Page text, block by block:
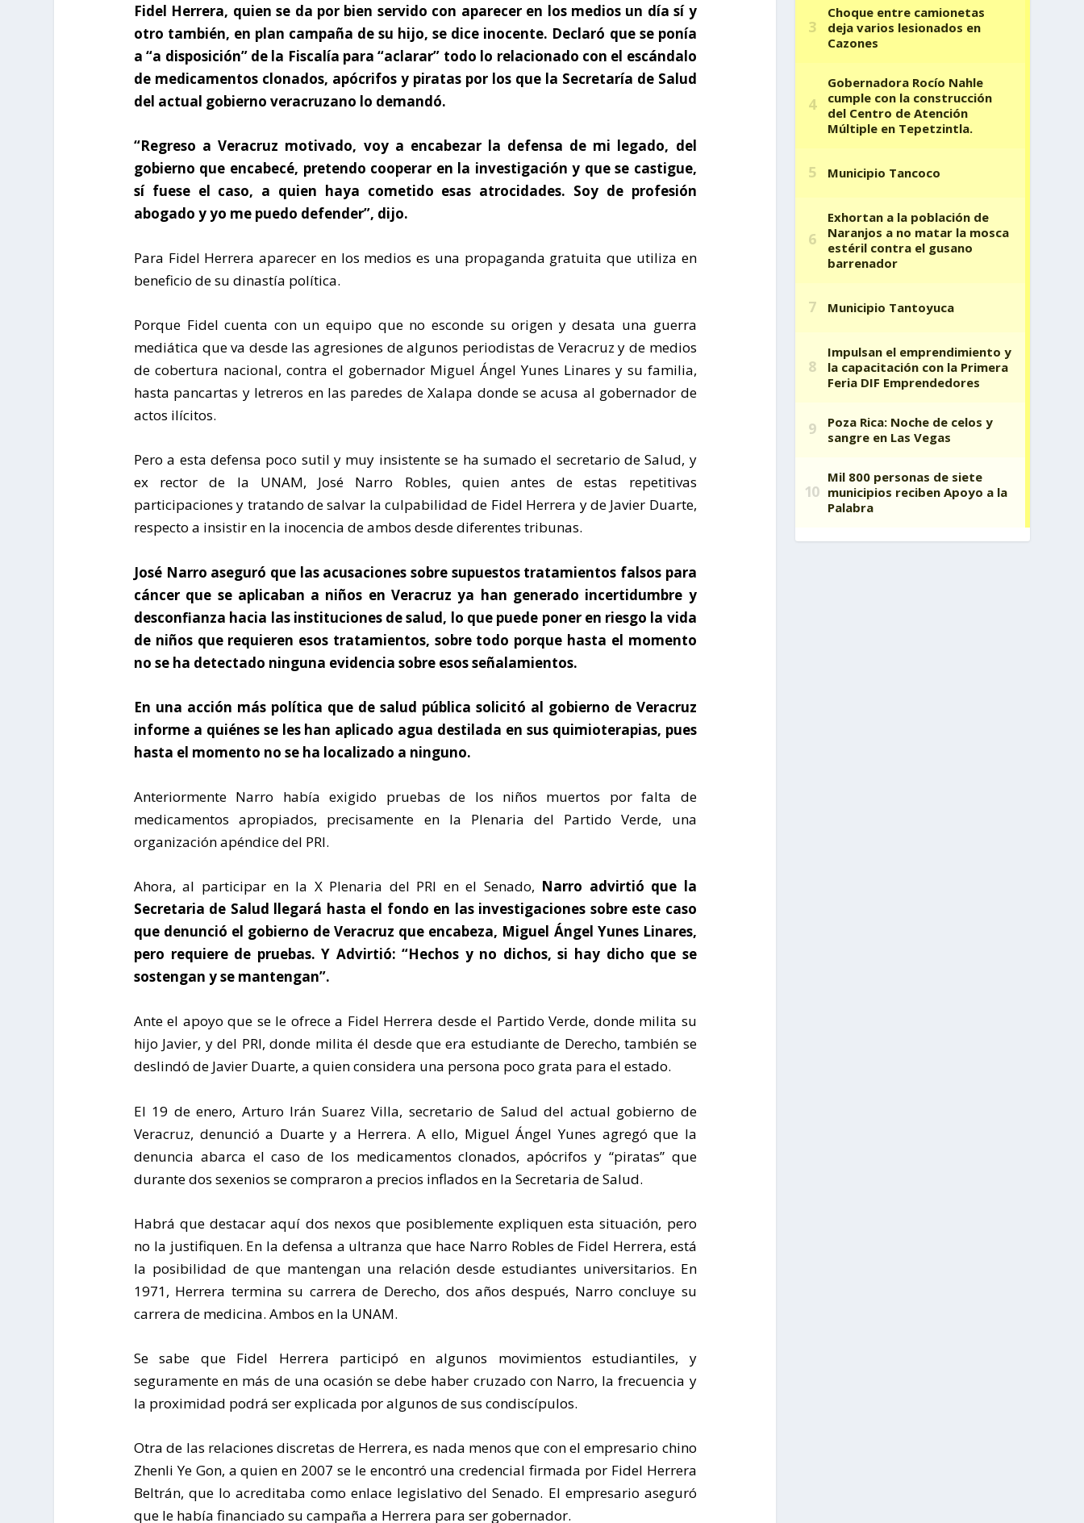
Fidel Herrera, quien se da por bien servido con aparecer en los medios un día sí y
otro también, en plan campaña de su hijo, se dice inocente. Declaró que se ponía
a “a disposición” de la Fiscalía para “aclarar” todo lo relacionado con el escándalo
de medicamentos clonados, apócrifos y piratas por los que la Secretaría de Salud
del actual gobierno veracruzano lo demandó.
“Regreso a Veracruz motivado, voy a encabezar la defensa de mi legado, del
gobierno que encabecé, pretendo cooperar en la investigación y que se castigue,
sí fuese el caso, a quien haya cometido esas atrocidades. Soy de profesión
abogado y yo me puedo defender”, dijo.
Para Fidel Herrera aparecer en los medios es una propaganda gratuita que utiliza en
beneficio de su dinastía política.
Porque Fidel cuenta con un equipo que no esconde su origen y desata una guerra
mediática que va desde las agresiones de algunos periodistas de Veracruz y de medios
de cobertura nacional, contra el gobernador Miguel Ángel Yunes Linares y su familia,
hasta pancartas y letreros en las paredes de Xalapa donde se acusa al gobernador de
actos ilícitos.
Pero a esta defensa poco sutil y muy insistente se ha sumado el secretario de Salud, y
ex rector de la UNAM, José Narro Robles, quien antes de estas repetitivas
participaciones y tratando de salvar la culpabilidad de Fidel Herrera y de Javier Duarte,
respecto a insistir en la inocencia de ambos desde diferentes tribunas.
José Narro aseguró que las acusaciones sobre supuestos tratamientos falsos para
cáncer que se aplicaban a niños en Veracruz ya han generado incertidumbre y
desconfianza hacia las instituciones de salud, lo que puede poner en riesgo la vida
de niños que requieren esos tratamientos, sobre todo porque hasta el momento
no se ha detectado ninguna evidencia sobre esos señalamientos.
En una acción más política que de salud pública solicitó al gobierno de Veracruz
informe a quiénes se les han aplicado agua destilada en sus quimioterapias, pues
hasta el momento no se ha localizado a ninguno.
Anteriormente Narro había exigido pruebas de los niños muertos por falta de
medicamentos apropiados, precisamente en la Plenaria del Partido Verde, una
organización apéndice del PRI.
Ahora, al participar en la X Plenaria del PRI en el Senado, Narro advirtió que la
Secretaria de Salud llegará hasta el fondo en las investigaciones sobre este caso
que denunció el gobierno de Veracruz que encabeza, Miguel Ángel Yunes Linares,
pero requiere de pruebas. Y Advirtió: “Hechos y no dichos, si hay dicho que se
sostengan y se mantengan”.
Ante el apoyo que se le ofrece a Fidel Herrera desde el Partido Verde, donde milita su
hijo Javier, y del PRI, donde milita él desde que era estudiante de Derecho, también se
deslindó de Javier Duarte, a quien considera una persona poco grata para el estado.
El 19 de enero, Arturo Irán Suarez Villa, secretario de Salud del actual gobierno de
Veracruz, denunció a Duarte y a Herrera. A ello, Miguel Ángel Yunes agregó que la
denuncia abarca el caso de los medicamentos clonados, apócrifos y “piratas” que
durante dos sexenios se compraron a precios inflados en la Secretaria de Salud.
Habrá que destacar aquí dos nexos que posiblemente expliquen esta situación, pero
no la justifiquen. En la defensa a ultranza que hace Narro Robles de Fidel Herrera, está
la posibilidad de que mantengan una relación desde estudiantes universitarios. En
1971, Herrera termina su carrera de Derecho, dos años después, Narro concluye su
carrera de medicina. Ambos en la UNAM.
Se sabe que Fidel Herrera participó en algunos movimientos estudiantiles, y
seguramente en más de una ocasión se debe haber cruzado con Narro, la frecuencia y
la proximidad podrá ser explicada por algunos de sus condiscípulos.
Otra de las relaciones discretas de Herrera, es nada menos que con el empresario chino
Zhenli Ye Gon, a quien en 2007 se le encontró una credencial firmada por Fidel Herrera
Beltrán, que lo acreditaba como enlace legislativo del Senado. El empresario aseguró
que le había financiado su campaña a Herrera para ser gobernador.